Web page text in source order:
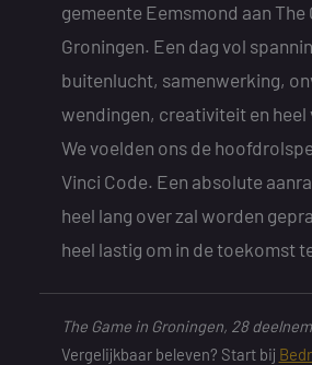
gemeente Eemsmond aan The
Groningen. Een dag vol
buitenlucht, samenwerking,
wendingen, creativiteit en heel
We voelden ons de
Vinci Code. Een absolute
heel lang over zal worden
heel lastig om in de toekomst
The Game in Groningen, 28
Vergelijkbaar beleven? Start bij